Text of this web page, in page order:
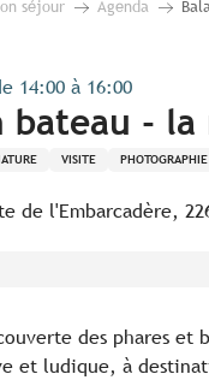
séjour Agenda
14:00 à 16:00
bateau -
VISITE PHOTOGRAPHIE
de l'Embarcadère,
des phares et
et ludique, à